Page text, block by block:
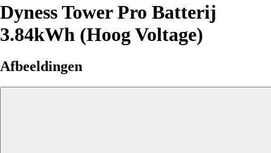
Dyness Tower Pro Batterij
3.84kWh (Hoog Voltage)
Afbeeldingen